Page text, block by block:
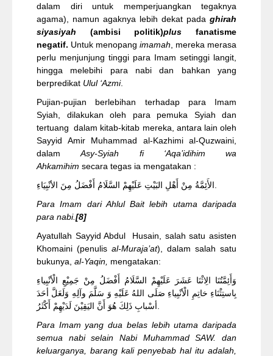
dalam diri untuk memperjuangkan tegaknya
agama), namun agaknya lebih dekat pada ghirah
siyasiyah (ambisi politik)plus fanatisme
negatif. Untuk menopang imamah , mereka merasa
perlu menjunjung tinggi para Imam setinggi langit,
hingga melebihi para nabi dan bahkan yang
berpredikat Ulul ‘Azmi.
Pujian-pujian berlebihan terhadap para Imam
Syiah, dilakukan oleh para pemuka Syiah dan
tertuang dalam kitab-kitab mereka, antara lain oleh
Sayyid Amir Muhammad al-Kazhimi al-Quzwaini,
dalamAsy-Syiah fi ‘Aqa’idihim wa
Ahkamihim secara tegas ia mengatakan :
Para Imam dari Ahlul Bait lebih utama daripada
para nabi.[8]
Ayatullah Sayyid Abdul Husain, salah satu asisten
Khomaini (penulis al-Muraja’at), dalam salah satu
bukunya, al-Yaqin, mengatakan:
وَأَئِمَّتُنَا الِاثْنَا عَشَرَ عَلَيْهِمْ السَّلَامُ أَفْضَلُ مِنْ جَمِيْعِ الْأنْبِياءِ
بِاستِثْنَاءِ خاتِمِ الْأنْبِياءِ صَلَى اللهُ عَلَيْهِ وَ سَلَّمَ وآلِهِ وَلَعَلَّ أحَدَ
Para Imam yang dua belas lebih utama daripada
semua nabi selain Nabi Muhammad SAW. dan
keluarganya, barang kali penyebab hal itu adalah,